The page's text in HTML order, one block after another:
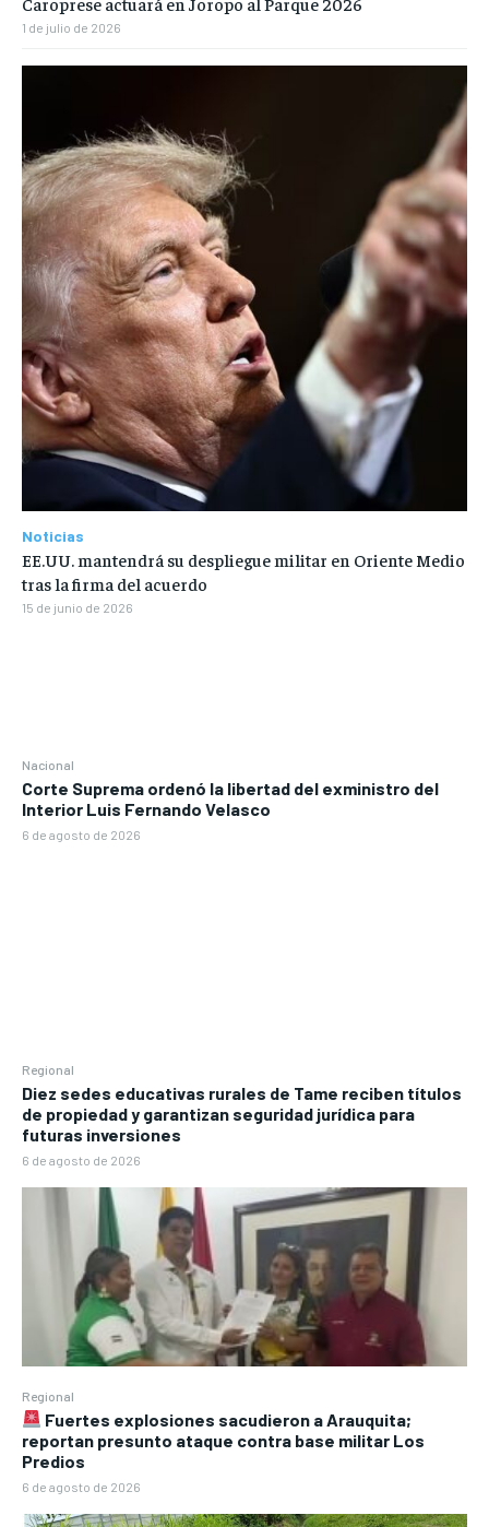
Nacional
Corte Suprema ordenó la libertad del exministro del
Interior Luis Fernando Velasco
6 de agosto de 2026
Regional
Diez sedes educativas rurales de Tame reciben títulos
de propiedad y garantizan seguridad jurídica para
futuras inversiones
6 de agosto de 2026
Regional
Fuertes explosiones sacudieron a Arauquita;
reportan presunto ataque contra base militar Los
Predios
6 de agosto de 2026
1 de julio de 2026
Noticias
EE.UU. mantendrá su despliegue militar en Oriente Medio
tras la firma del acuerdo
15 de junio de 2026